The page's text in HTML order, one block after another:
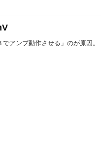
でアンプ動作させる」のが原因